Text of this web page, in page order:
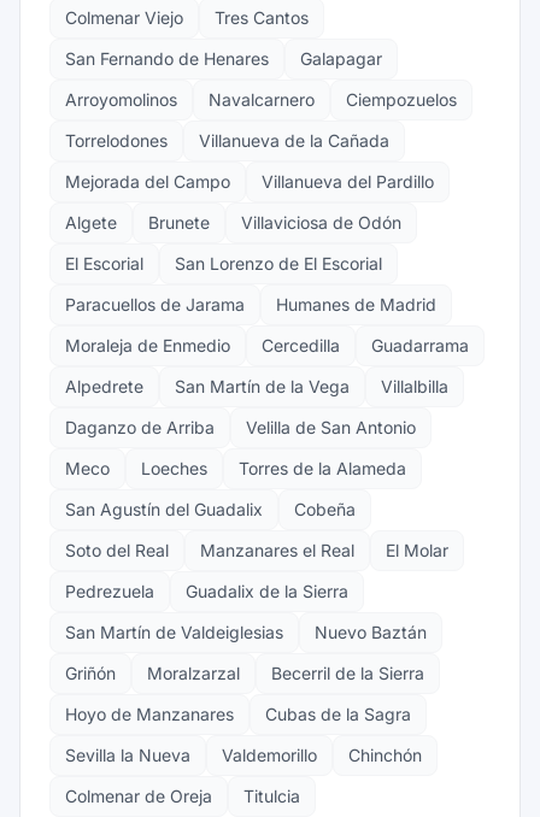
Colmenar Viejo
Tres Cantos
San Fernando de Henares
Galapagar
Arroyomolinos
Navalcarnero
Ciempozuelos
Torrelodones
Villanueva de la Cañada
Mejorada del Campo
Villanueva del Pardillo
Algete
Brunete
Villaviciosa de Odón
El Escorial
San Lorenzo de El Escorial
Paracuellos de Jarama
Humanes de Madrid
Moraleja de Enmedio
Cercedilla
Guadarrama
Alpedrete
San Martín de la Vega
Villalbilla
Daganzo de Arriba
Velilla de San Antonio
Meco
Loeches
Torres de la Alameda
San Agustín del Guadalix
Cobeña
Soto del Real
Manzanares el Real
El Molar
Pedrezuela
Guadalix de la Sierra
San Martín de Valdeiglesias
Nuevo Baztán
Griñón
Moralzarzal
Becerril de la Sierra
Hoyo de Manzanares
Cubas de la Sagra
Sevilla la Nueva
Valdemorillo
Chinchón
Colmenar de Oreja
Titulcia